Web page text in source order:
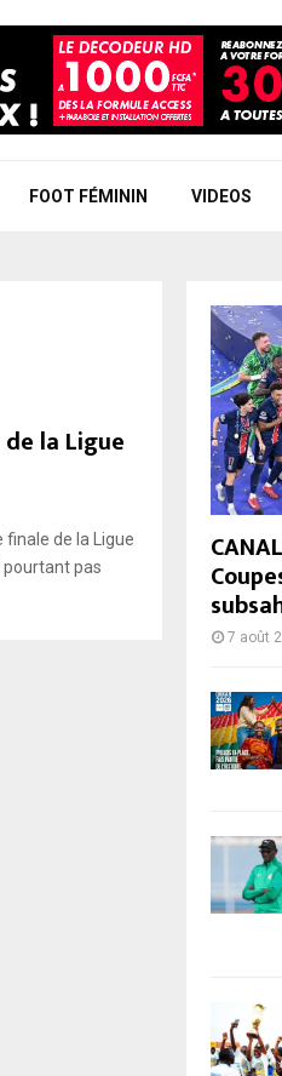
FOOT FÉMININ VIDEOS
la Ligue
finale de la Ligue
pourtant pas
7 août